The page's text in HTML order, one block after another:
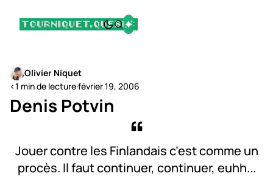
Olivier Niquet
<1 min de lecture·février 19, 2006
Denis Potvin
Jouer contre les Finlandais c’est comme un
procès. Il faut continuer, continuer, euhh...